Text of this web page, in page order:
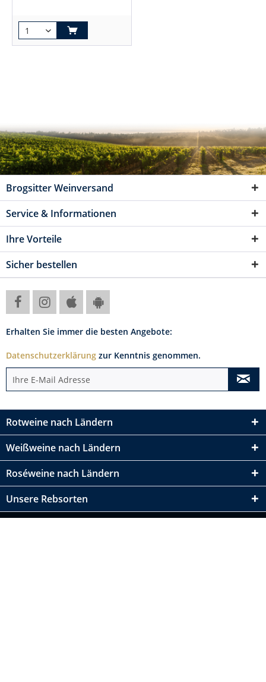
Brogsitter Weinversand
Service & Informationen
Ihre Vorteile
Sicher bestellen
Erhalten Sie immer die besten Angebote:
Datenschutzerklärung zur Kenntnis genommen.
Rotweine nach Ländern
Weißweine nach Ländern
Roséweine nach Ländern
Unsere Rebsorten